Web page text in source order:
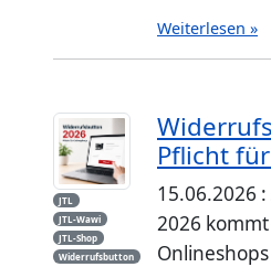
Weiterlesen »
JTL
JTL-Wawi
JTL-Shop
Widerrufsbutton
Pflicht
15.06.2026
2026